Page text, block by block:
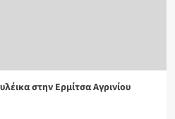
στην Ερμίτσα Αγρινίου